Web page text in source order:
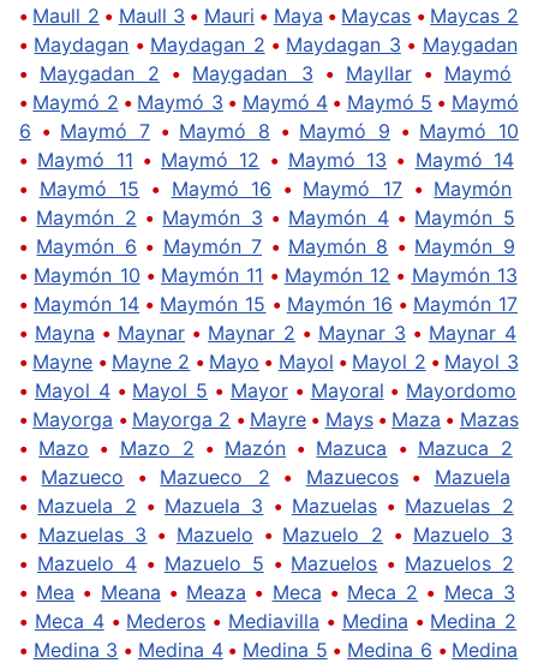
• Maull 2 • Maull 3 • Mauri • Maya • Maycas • Maycas 2
• Maydagan • Maydagan 2 • Maydagan 3 • Maygadan
• Maygadan 2 • Maygadan 3 • Mayllar• Maymó
• Maymó 2 • Maymó 3 • Maymó 4• Maymó 5 • Maymó
6 • Maymó 7 • Maymó 8 • Maymó 9 • Maymó 10
• Maymó 11 • Maymó 12 • Maymó 13 • Maymó 14
• Maymó 15 • Maymó 16 • Maymó 17 • Maymón
• Maymón 2 • Maymón 3 • Maymón 4• Maymón 5
• Maymón 6 • Maymón 7 • Maymón 8 • Maymón 9
• Maymón 10 • Maymón 11 • Maymón 12 • Maymón 13
• Maymón 14 • Maymón 15 • Maymón 16 • Maymón 17
• Mayna • Maynar • Maynar 2 • Maynar 3 • Maynar 4
• Mayne • Mayne 2 • Mayo • Mayol • Mayol 2 • Mayol 3
• Mayol 4• Mayol 5 • Mayor• Mayoral • Mayordomo
• Mayorga • Mayorga 2 • Mayre• Mays• Maza • Mazas
• Mazo • Mazo 2 • Mazón • Mazuca • Mazuca 2
• Mazueco • Mazueco 2 • Mazuecos• Mazuela
• Mazuela 2 • Mazuela 3 • Mazuelas• Mazuelas 2
• Mazuelas 3 • Mazuelo • Mazuelo 2 • Mazuelo 3
• Mazuelo 4• Mazuelo 5 • Mazuelos • Mazuelos 2
• Mea • Meana • Meaza • Meca • Meca 2 • Meca 3
• Meca 4• Mederos • Mediavilla • Medina • Medina 2
• Medina 3 • Medina 4• Medina 5 • Medina 6 • Medina